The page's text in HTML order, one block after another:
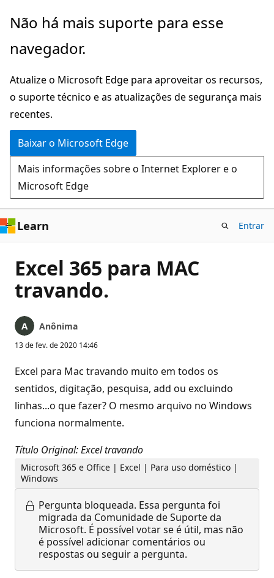
Pular
o
principal
Não há mais suporte para esse
navegador.
Atualize o Microsoft Edge para aproveitar os recursos,
o suporte técnico e as atualizações de segurança mais
recentes.
Baixar o Microsoft Edge
Mais informações sobre o Internet Explorer e o
Microsoft Edge
Learn Entrar
Excel 365 para MAC
travando.
Anônima
13 de fev. de 2020 14:46
Excel para Mac travando muito em todos os
sentidos, digitação, pesquisa, add ou excluindo
linhas...o que fazer? O mesmo arquivo no Windows
funciona normalmente.
Título Original: Excel travando
Microsoft 365 e Office | Excel | Para uso doméstico |
Windows
Pergunta bloqueada. Essa pergunta foi
migrada da Comunidade de Suporte da
Microsoft. É possível votar se é útil, mas não
é possível adicionar comentários ou
respostas ou seguir a pergunta.